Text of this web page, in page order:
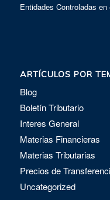
Entidades Controladas
ARTÍCULOS POR
Blog
Boletín Tributario
Interes General
Materias Financieras
Materias Tributarias
Precios de
Uncategorized